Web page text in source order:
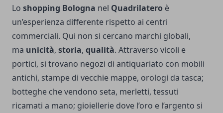
Lo shopping Bologna nel Quadrilatero è
un’esperienza differente rispetto ai centri
commerciali. Qui non si cercano marchi globali,
ma unicità, storia, qualità. Attraverso vicoli e
portici, si trovano negozi di antiquariato con mobili
antichi, stampe di vecchie mappe, orologi da tasca;
botteghe che vendono seta, merletti, tessuti
ricamati a mano; gioiellerie dove l’oro e l’argento si